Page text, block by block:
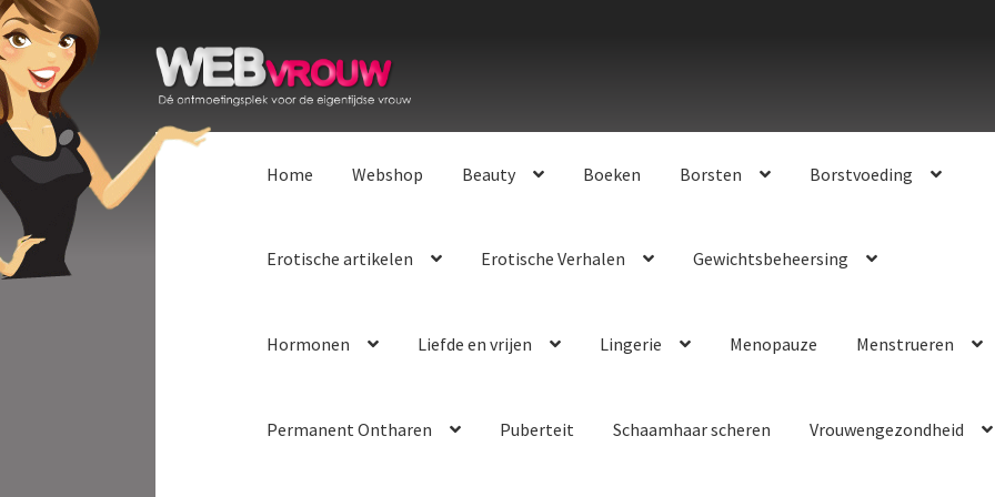
Ga
door
navigatie
Ga
naar
inhoud
Home Webshop Beauty Boeken Borsten Borstvoeding
Erotische artikelen Erotische Verhalen Gewichtsbeheersing
Hormonen Liefde en vrijen Lingerie Menopauze Menstrueren
Permanent Ontharen Puberteit Schaamhaar scheren Vrouwengezondheid